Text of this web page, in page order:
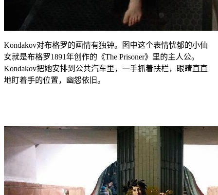
Kondakov对布格罗的画情有独钟。图中这个表情忧郁的小仙
女就是布格罗1891年创作的《The Prisoner》里的主人公。
Kondakov把她安排到公共汽车里，一手抓着扶栏，眼睛直直
地盯着手的位置，幽怨依旧。